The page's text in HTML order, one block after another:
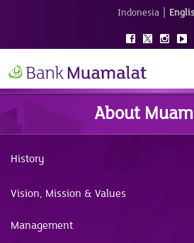
Indonesia |
About
History
Vision, Mission & Values
Management